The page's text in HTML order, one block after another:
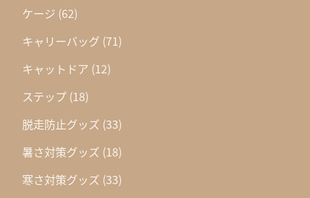
ケージ (62)
キャリーバッグ (71)
キャットドア (12)
ステップ (18)
脱走防止グッズ (33)
暑さ対策グッズ (18)
寒さ対策グッズ (33)